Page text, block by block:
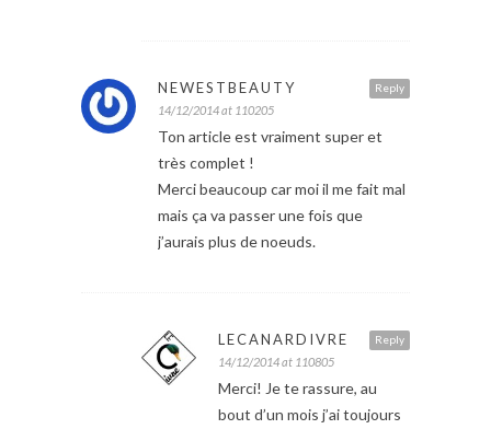
Reply
NEWESTBEAUTY
14/12/2014 at 110205
Ton article est vraiment super et
très complet !
Merci beaucoup car moi il me fait mal
mais ça va passer une fois que
j’aurais plus de noeuds.
Reply
LECANARDIVRE
14/12/2014 at 110805
Merci! Je te rassure, au
bout d’un mois j’ai toujours